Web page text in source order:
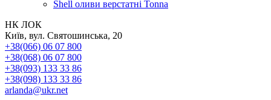
Shell оливи верстатні Tonna
НК ЛОК
Київ, вул. Святошинська, 20
+38(066) 06 07 800
+38(068) 06 07 800
+38(093) 133 33 86
+38(098) 133 33 86
arlanda@ukr.net